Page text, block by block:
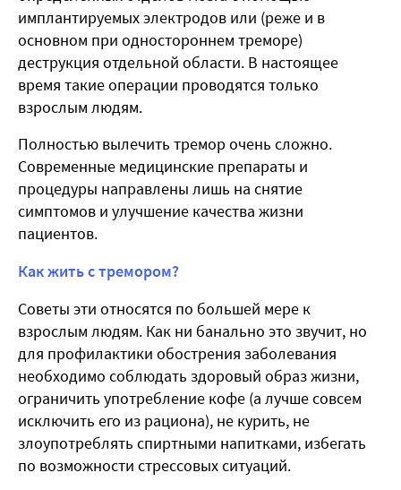
имплантируемых электродов или (реже и в
основном при одностороннем треморе)
деструкция отдельной области. В настоящее
время такие операции проводятся только
взрослым людям.
Полностью вылечить тремор очень сложно.
Современные медицинские препараты и
процедуры направлены лишь на снятие
симптомов и улучшение качества жизни
пациентов.
Как жить с тремором?
Советы эти относятся по большей мере к
взрослым людям. Как ни банально это звучит, но
для профилактики обострения заболевания
необходимо соблюдать здоровый образ жизни,
ограничить употребление кофе (а лучше совсем
исключить его из рациона), не курить, не
злоупотреблять спиртными напитками, избегать
по возможности стрессовых ситуаций.